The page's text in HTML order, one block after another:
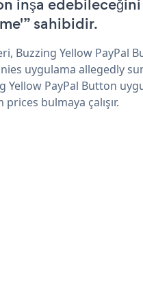
inşa
sahibidir.
Buzzing Yellow PayPal
uygulama allegedly
Yellow PayPal Button
bulmaya çalışır.